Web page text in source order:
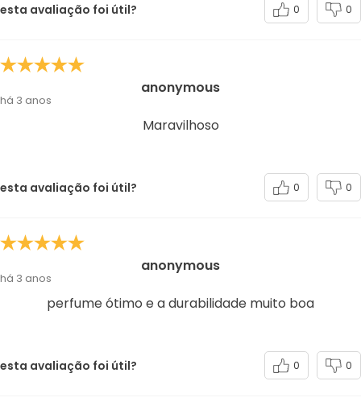
esta avaliação foi útil? 0 0
anonymous
há 3 anos
Maravilhoso
esta avaliação foi útil? 0 0
anonymous
há 3 anos
perfume ótimo e a durabilidade muito boa
esta avaliação foi útil? 0 0